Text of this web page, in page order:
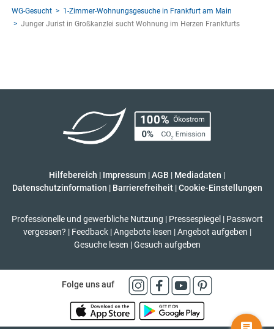
WG-Gesucht
1-Zimmer-Wohnungsgesuche in Frankfurt am Main
Junger Jurist in Großkanzlei sucht Wohnung im Herzen Frankfurts
Hilfebereich | Impressum |AGB | Mediadaten |
Datenschutzinformation | Barrierefreiheit | Cookie-Einstellungen
Professionelle und gewerbliche Nutzung | Pressespiegel | Passwort
vergessen? | Feedback | Angebote lesen | Angebot aufgeben |
Gesuche lesen | Gesuch aufgeben
Folge uns auf